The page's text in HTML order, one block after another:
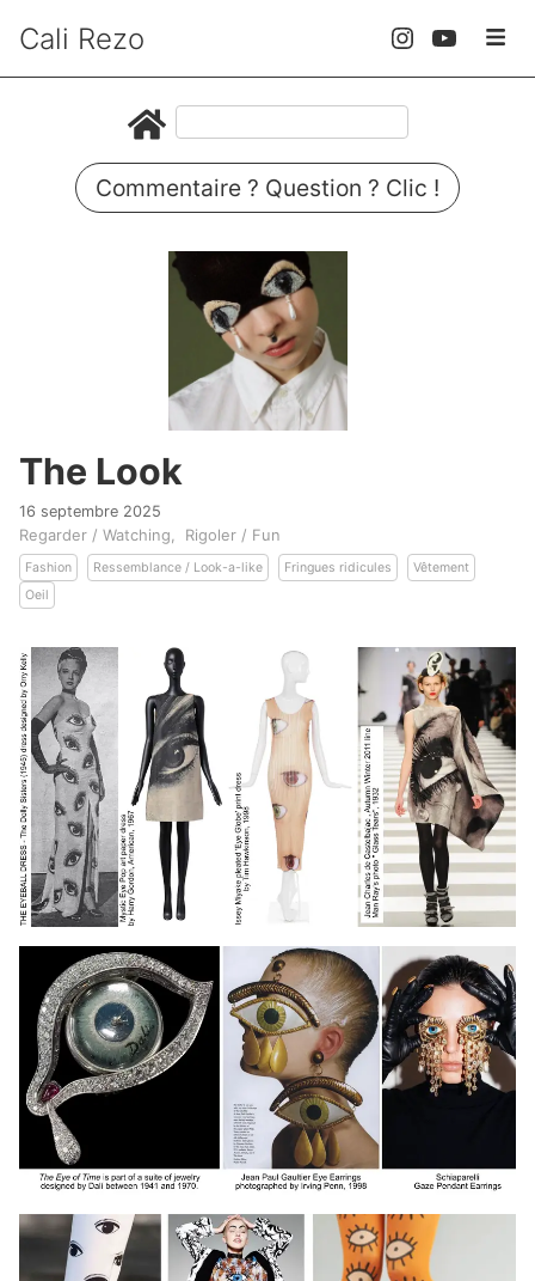
Cali Rezo
Commentaire ? Question ? Clic !
The Look
16 septembre 2025
Regarder / Watching Rigoler / Fun
Fashion Ressemblance / Look-a-like Fringues ridicules
Vêtement
Oeil